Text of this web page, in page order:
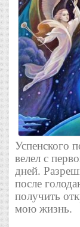
Успенского
велел с
дней.
после
получить
мою жизнь.